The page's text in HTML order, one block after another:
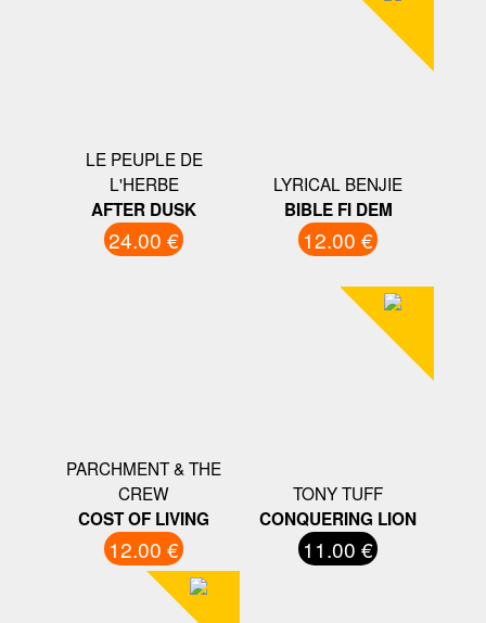
LE PEUPLE DE
L'HERBE
AFTER DUSK
24.00 €
LYRICAL BENJIE
BIBLE FI DEM
12.00 €
PARCHMENT & THE
CREW
COST OF LIVING
12.00 €
TONY TUFF
CONQUERING LION
11.00 €